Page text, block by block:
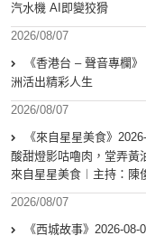
汽水機 AI即變狡猾
2026/08/07
《香港台 – 聲音專欄
洲活出精彩人生
2026/08/07
《來自星星美食》
酸甜燈影咕嚕肉，堂弄黃
來自星星美食︱主持：陳
2026/08/07
《西城故事》2026-